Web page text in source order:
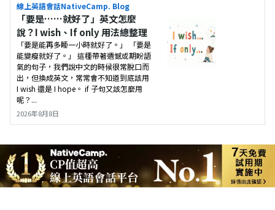
線上英語會話NativeCamp. Blog
「要是……就好了」英文怎麼
說？I wish、If only 用法總整理
「要是能再多睡一小時就好了。」 「要是
能變瘦就好了。」 這種帶著遺憾或期盼語
氣的句子，我們說中文的時候很常脫口而
出，但換成英文，常常會不知道到底該用
I wish 還是 I hope。 if 子句又該怎麼用
呢？...
2026年8月8日